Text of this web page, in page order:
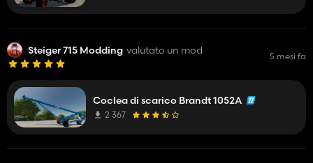
Steiger 715 Modding valutato un mod 5 mesi fa
Coclea di scarico Brandt 1052A
2 367